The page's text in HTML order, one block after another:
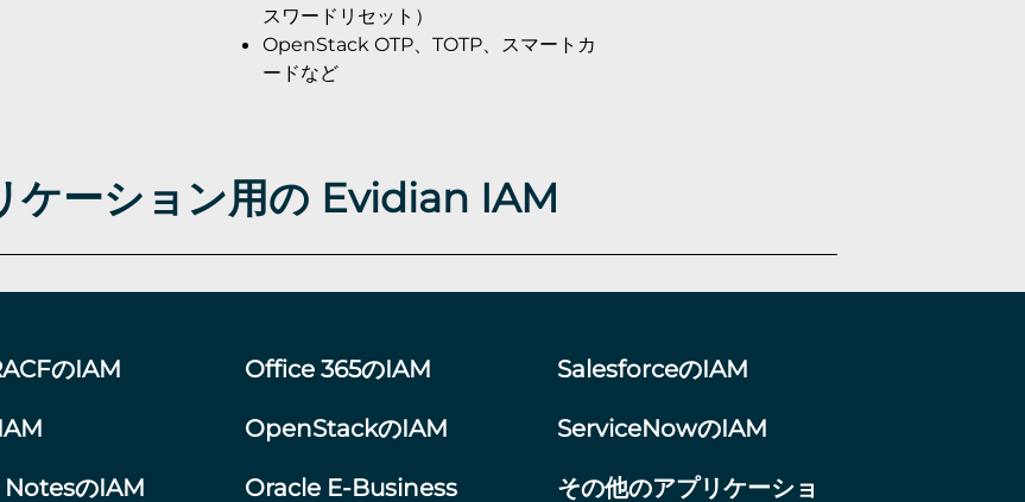
スワードリセット）
OpenStack OTP、TOTP、スマートカ
ードなど
ケーション用の Evidian IAM
のIAM
のIAM
Office 365のIAM
OpenStackのIAM
Oracle E-Business
SalesforceのIAM
ServiceNowのIAM
その他のアプリケーショ